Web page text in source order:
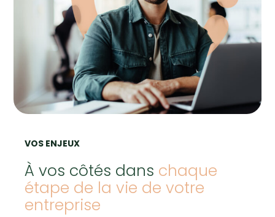
VOS ENJEUX
À vos côtés dans chaque
étape de la vie de votre
entreprise